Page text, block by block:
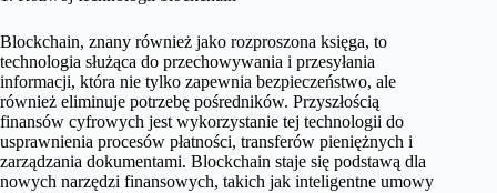
Blockchain, znany również jako rozproszona księga, to
technologia służąca do przechowywania i przesyłania
informacji, która nie tylko zapewnia bezpieczeństwo, ale
również eliminuje potrzebę pośredników. Przyszłością
finansów cyfrowych jest wykorzystanie tej technologii do
usprawnienia procesów płatności, transferów pieniężnych i
zarządzania dokumentami. Blockchain staje się podstawą dla
nowych narzędzi finansowych, takich jak inteligentne umowy